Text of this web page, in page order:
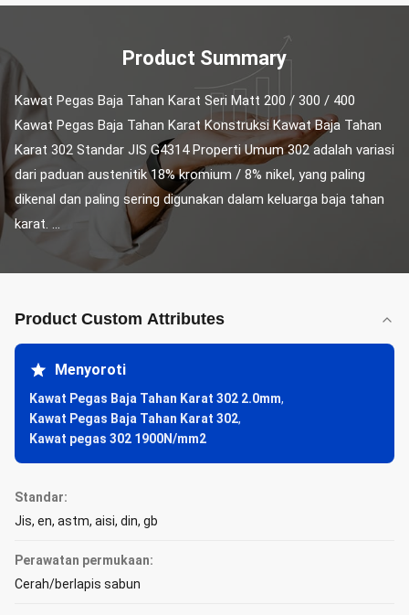
Product Summary
Kawat Pegas Baja Tahan Karat Seri Matt 200 / 300 / 400
Kawat Pegas Baja Tahan Karat Konstruksi Kawat Baja Tahan
Karat 302 Standar JIS G4314 Properti Umum 302 adalah variasi
dari paduan austenitik 18% kromium / 8% nikel, yang paling
dikenal dan paling sering digunakan dalam keluarga baja tahan
karat. ...
Product Custom Attributes
Menyoroti
Kawat Pegas Baja Tahan Karat 302 2.0mm,
Kawat Pegas Baja Tahan Karat 302,
Kawat pegas 302 1900N/mm2
Standar:
Jis, en, astm, aisi, din, gb
Perawatan permukaan:
Cerah/berlapis sabun